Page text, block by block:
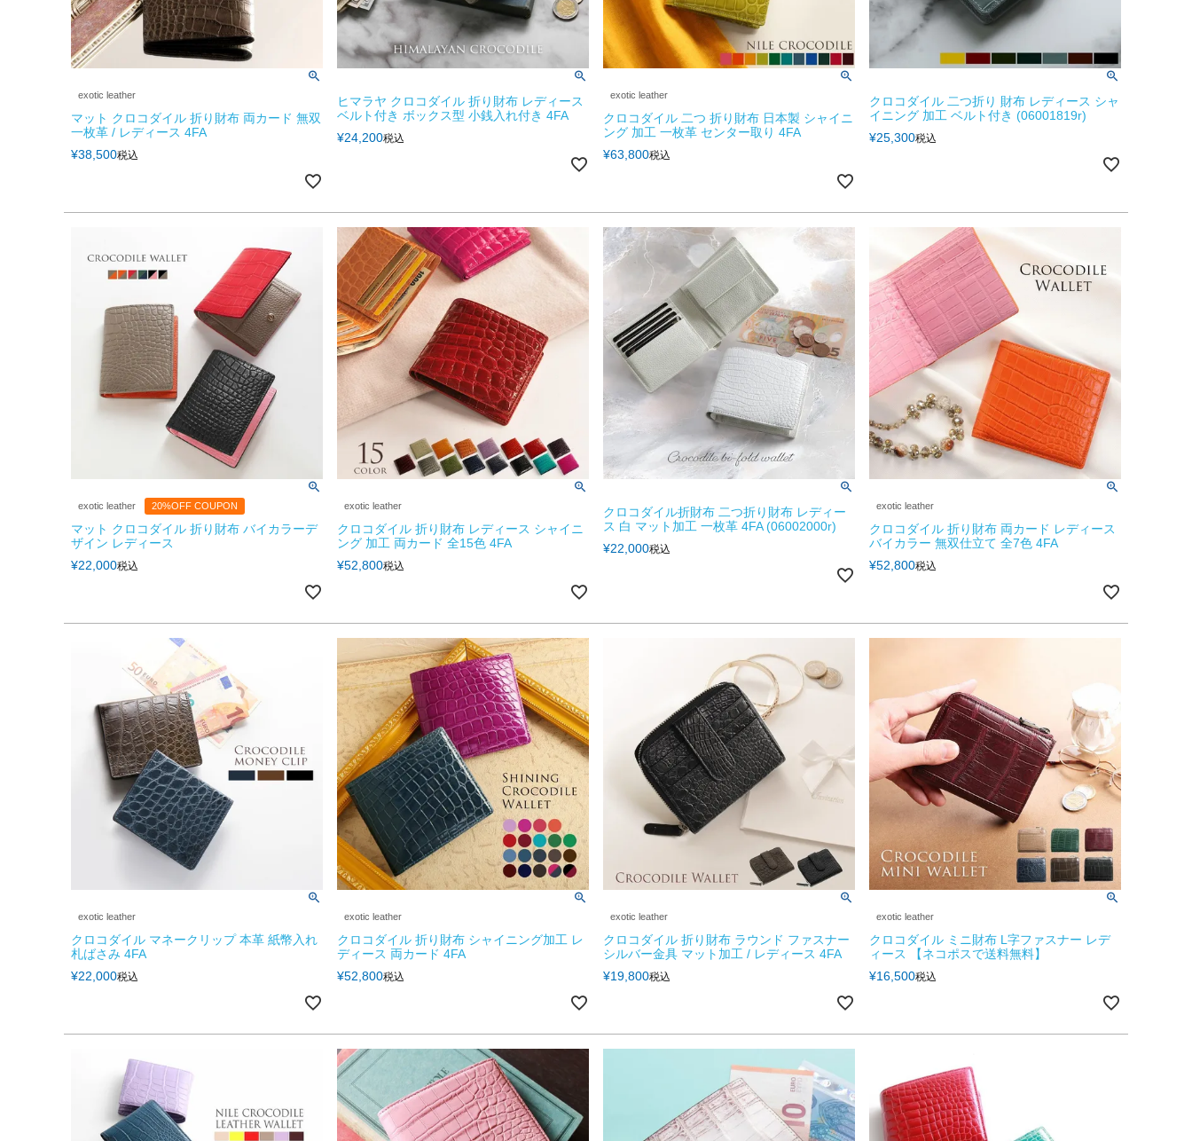
exotic leather
マット クロコダイル 折り財布 両カード 無双
一枚革 / レディース 4FA
¥38,500税込
ヒマラヤ クロコダイル 折り財布 レディース
ベルト付き ボックス型 小銭入れ付き 4FA
¥24,200税込
exotic leather
クロコダイル 二つ 折り財布 日本製 シャイニ
ング 加工 一枚革 センター取り 4FA
¥63,800税込
クロコダイル 二つ折り 財布 レディース シャ
イニング 加工 ベルト付き (06001819r)
¥25,300税込
exotic leather 20%OFF COUPON
マット クロコダイル 折り財布 バイカラーデ
ザイン レディース
¥22,000税込
exotic leather
クロコダイル 折り財布 レディース シャイニ
ング 加工 両カード 全15色 4FA
¥52,800税込
クロコダイル折財布 二つ折り財布 レディー
ス 白 マット加工 一枚革 4FA (06002000r)
¥22,000税込
exotic leather
クロコダイル 折り財布 両カード レディース
バイカラー 無双仕立て 全7色 4FA
¥52,800税込
exotic leather
クロコダイル マネークリップ 本革 紙幣入れ
札ばさみ 4FA
¥22,000税込
exotic leather
クロコダイル 折り財布 シャイニング加工 レ
ディース 両カード 4FA
¥52,800税込
exotic leather
クロコダイル 折り財布 ラウンド ファスナー
シルバー金具 マット加工 / レディース 4FA
¥19,800税込
exotic leather
クロコダイル ミニ財布 L字ファスナー レデ
ィース 【ネコポスで送料無料】
¥16,500税込